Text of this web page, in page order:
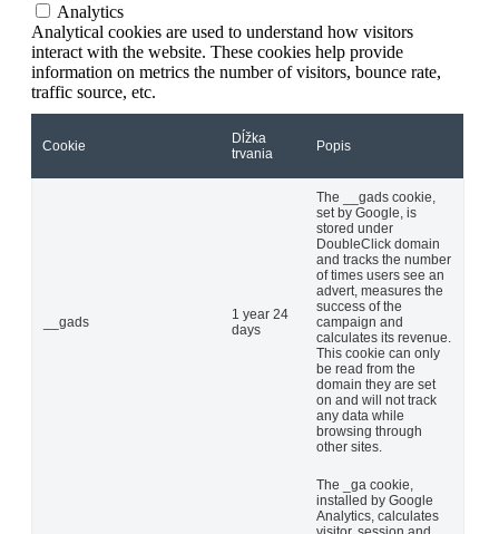
Analytics
Analytical cookies are used to understand how visitors
interact with the website. These cookies help provide
information on metrics the number of visitors, bounce rate,
traffic source, etc.
Cookie
Dĺžka
trvania
Popis
__gads
1 year 24
days
The __gads cookie,
set by Google, is
stored under
DoubleClick domain
and tracks the number
of times users see an
advert, measures the
success of the
campaign and
calculates its revenue.
This cookie can only
be read from the
domain they are set
on and will not track
any data while
browsing through
other sites.
The _ga cookie,
installed by Google
Analytics, calculates